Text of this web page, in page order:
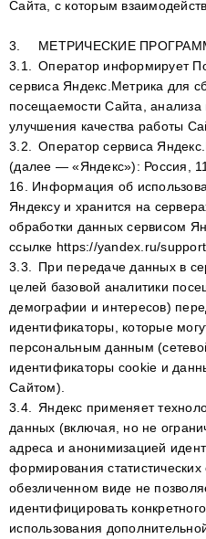
Сайта, с которым
3.
МЕТРИЧЕСКИЕ
3.1.
Оператор информирует
сервиса Яндекс.Метрика для
посещаемости Сайта, анализа
улучшения качества работы
3.2.
Оператор сервиса
(далее — «Яндекс»): Россия,
16. Информация об
Яндексу и хранится на
обработки данных сервисом
ссылке https://yandex.ru/
3.3.
При передаче данных в
целей базовой аналитики
демографии и интересов)
идентификаторы, которые
персональным данным
идентификаторы сookie и
Сайтом).
3.4.
Яндекс применяет
данных (включая, но не
адреса и анонимизацией
формирования
обезличенном виде не
идентифицировать
использования